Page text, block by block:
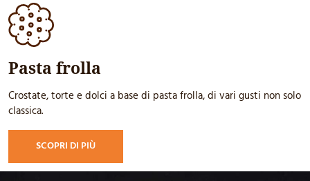
Pasta frolla
Crostate, torte e dolci a base di pasta frolla, di vari gusti non solo
classica.
SCOPRI DI PIÙ